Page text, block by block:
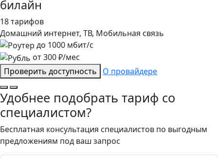
билайн
18 тарифов
Домашний интернет, ТВ, Мобильная связь
до 1000 мбит/с
от300₽/мес
Проверить доступность
О провайдере
Удобнее подобрать тариф со
специалистом?
Бесплатная консультация специалистов по выгодным
предложениям под ваш запрос